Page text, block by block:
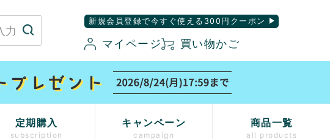
新規会員登録で今すぐ使える300円クーポン
マイページ 買い物かご
定期購入
subscription
キャンペーン
campaign
商品一覧
all products